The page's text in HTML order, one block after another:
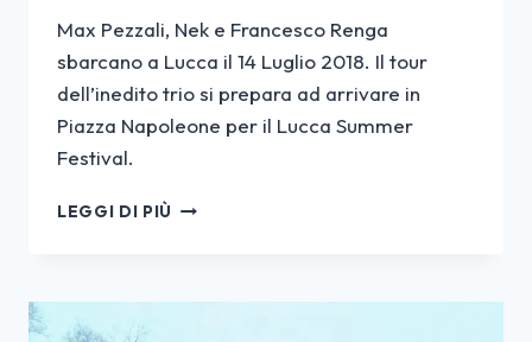
Max Pezzali, Nek e Francesco Renga
sbarcano a Lucca il 14 Luglio 2018. Il tour
dell’inedito trio si prepara ad arrivare in
Piazza Napoleone per il Lucca Summer
Festival.
LEGGI DI PIÙ MAX
LUGLIO